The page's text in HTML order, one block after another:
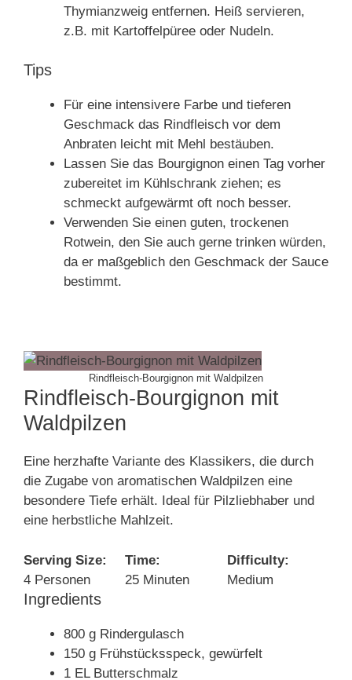
Thymianzweig entfernen. Heiß servieren,
z.B. mit Kartoffelpüree oder Nudeln.
Tips
Für eine intensivere Farbe und tieferen
Geschmack das Rindfleisch vor dem
Anbraten leicht mit Mehl bestäuben.
Lassen Sie das Bourgignon einen Tag vorher
zubereitet im Kühlschrank ziehen; es
schmeckt aufgewärmt oft noch besser.
Verwenden Sie einen guten, trockenen
Rotwein, den Sie auch gerne trinken würden,
da er maßgeblich den Geschmack der Sauce
bestimmt.
Rindfleisch-Bourgignon mit Waldpilzen
Rindfleisch-Bourgignon mit
Waldpilzen
Eine herzhafte Variante des Klassikers, die durch
die Zugabe von aromatischen Waldpilzen eine
besondere Tiefe erhält. Ideal für Pilzliebhaber und
eine herbstliche Mahlzeit.
Serving Size:
4 Personen
Time:
25 Minuten
Difficulty:
Medium
Ingredients
800 g Rindergulasch
150 g Frühstücksspeck, gewürfelt
1 EL Butterschmalz